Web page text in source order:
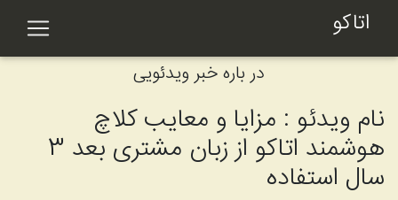
اتاکو
در باره خبر ویدئویی
نام ویدئو : مزایا و معایب کلاچ
هوشمند اتاکو از زبان مشتری بعد 3
سال استفاده